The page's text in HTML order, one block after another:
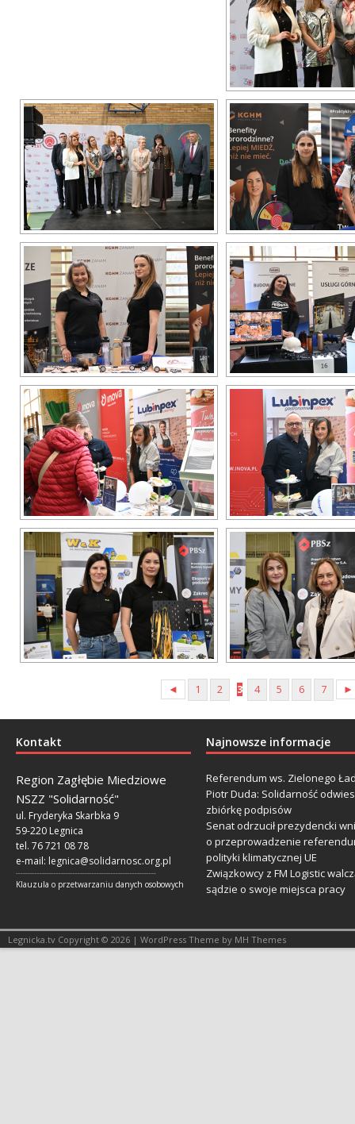
◄ 1 2 3 4 5 6 7 ►
Kontakt
Region Zagłębie Miedziowe
NSZZ "Solidarność"
ul. Fryderyka Skarbka 9
59-220 Legnica
tel. 76 721 08 78
e-mail: legnica@solidarnosc.org.pl
Klauzula o przetwarzaniu danych osobowych
Najnowsze informacje
Referendum ws. Zielonego
Piotr Duda: Solidarność
zbiórkę podpisów
Senat odrzucił prezydencki
o przeprowadzenie
polityki klimatycznej UE
Związkowcy z FM Logistic
sądzie o swoje miejsca pracy
Legnicka.tv Copyright © 2026 | WordPress Theme by MH Themes